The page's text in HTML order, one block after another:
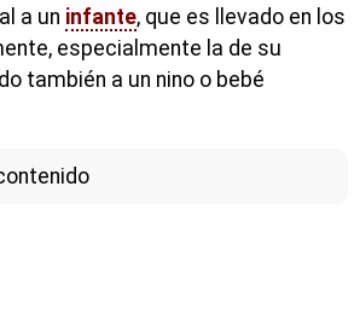
a un infante, que es llevado en los
especialmente la de su
también a un nino o bebé